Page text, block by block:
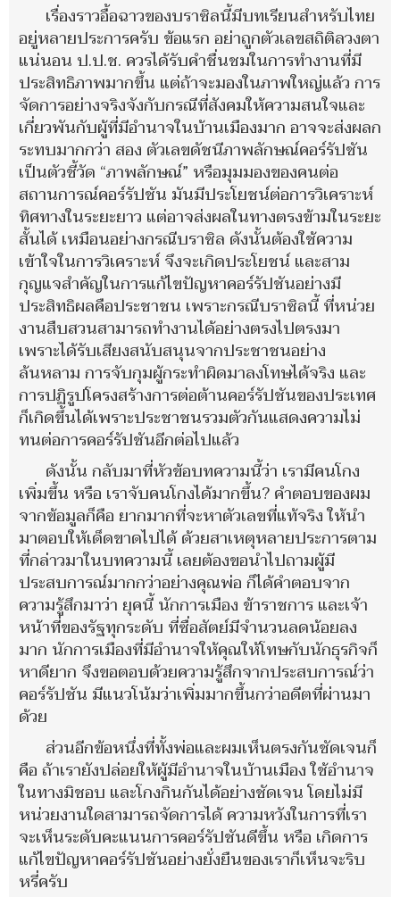
เรื่องราวอื้อฉาวของบราซิลนี้มีบทเรียนสำหรับไทย
อยู่หลายประการครับ ข้อแรก อย่าถูกตัวเลขสถิติลวงตา
แน่นอน ป.ป.ช. ควรได้รับคำชื่นชมในการทำงานที่มี
ประสิทธิภาพมากขึ้น แต่ถ้าจะมองในภาพใหญ่แล้ว การ
จัดการอย่างจริงจังกับกรณีที่สังคมให้ความสนใจและ
เกี่ยวพันกับผู้ที่มีอำนาจในบ้านเมืองมาก อาจจะส่งผลก
ระทบมากกว่า สอง ตัวเลขดัชนีภาพลักษณ์คอร์รัปชัน
เป็นตัวชี้วัด “ภาพลักษณ์” หรือมุมมองของคนต่อ
สถานการณ์คอร์รัปชัน มันมีประโยชน์ต่อการวิเคราะห์
ทิศทางในระยะยาว แต่อาจส่งผลในทางตรงข้ามในระยะ
สั้นได้ เหมือนอย่างกรณีบราซิล ดังนั้นต้องใช้ความ
เข้าใจในการวิเคราะห์ จึงจะเกิดประโยชน์ และสาม
กุญแจสำคัญในการแก้ไขปัญหาคอร์รัปชันอย่างมี
ประสิทธิผลคือประชาชน เพราะกรณีบราซิลนี้ ที่หน่วย
งานสืบสวนสามารถทำงานได้อย่างตรงไปตรงมา
เพราะได้รับเสียงสนับสนุนจากประชาชนอย่าง
ล้นหลาม การจับกุมผู้กระทำผิดมาลงโทษได้จริง และ
การปฏิรูปโครงสร้างการต่อต้านคอร์รัปชันของประเทศ
ก็เกิดขึ้นได้เพราะประชาชนรวมตัวกันแสดงความไม่
ทนต่อการคอร์รัปชันอีกต่อไปแล้ว
ดังนั้น กลับมาที่หัวข้อบทความนี้ว่า เรามีคนโกง
เพิ่มขึ้น หรือ เราจับคนโกงได้มากขึ้น? คำตอบของผม
จากข้อมูลก็คือ ยากมากที่จะหาตัวเลขที่แท้จริง ให้นำ
มาตอบให้เด็ดขาดไปได้ ด้วยสาเหตุหลายประการตาม
ที่กล่าวมาในบทความนี้ เลยต้องขอนำไปถามผู้มี
ประสบการณ์มากกว่าอย่างคุณพ่อ ก็ได้คำตอบจาก
ความรู้สึกมาว่า ยุคนี้ นักการเมือง ข้าราชการ และเจ้า
หน้าที่ของรัฐทุกระดับ ที่ซื่อสัตย์มีจำนวนลดน้อยลง
มาก นักการเมืองที่มีอำนาจให้คุณให้โทษกับนักธุรกิจก็
หาดียาก จึงขอตอบด้วยความรู้สึกจากประสบการณ์ว่า
คอร์รัปชัน มีแนวโน้มว่าเพิ่มมากขึ้นกว่าอดีตที่ผ่านมา
ด้วย
ส่วนอีกข้อหนึ่งที่ทั้งพ่อและผมเห็นตรงกันชัดเจนก็
คือ ถ้าเรายังปล่อยให้ผู้มีอำนาจในบ้านเมือง ใช้อำนาจ
ในทางมิชอบ และโกงกินกันได้อย่างชัดเจน โดยไม่มี
หน่วยงานใดสามารถจัดการได้ ความหวังในการที่เรา
จะเห็นระดับคะแนนการคอร์รัปชันดีขึ้น หรือ เกิดการ
แก้ไขปัญหาคอร์รัปชันอย่างยั่งยืนของเราก็เห็นจะริบ
หรี่ครับ